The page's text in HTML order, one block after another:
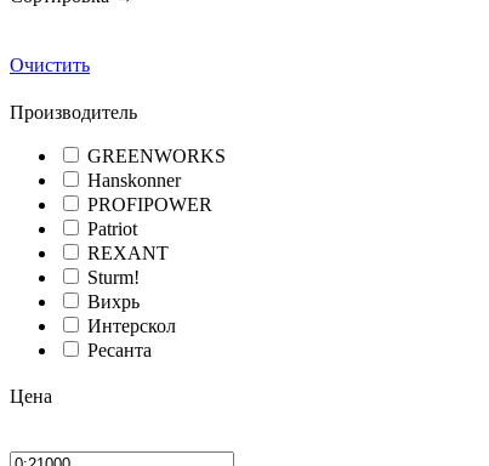
Очистить
Производитель
GREENWORKS
Hanskonner
PROFIPOWER
Patriot
REXANT
Sturm!
Вихрь
Интерскол
Ресанта
Цена